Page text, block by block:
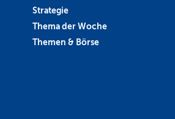
Strategie
Thema der Woche
Themen & Börse